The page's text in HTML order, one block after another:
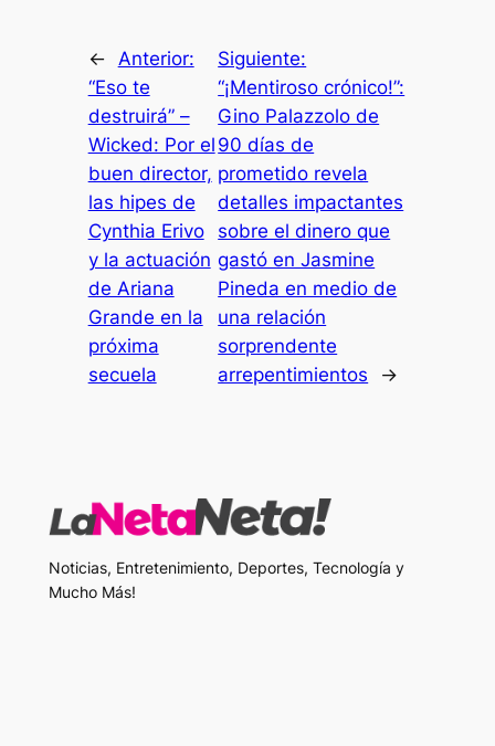
←
Anterior:
“Eso te
destruirá” –
Wicked: Por el
buen director,
las hipes de
Cynthia Erivo
y la actuación
de Ariana
Grande en la
próxima
secuela
Siguiente:
“¡Mentiroso crónico!”:
Gino Palazzolo de
90 días de
prometido revela
detalles impactantes
sobre el dinero que
gastó en Jasmine
Pineda en medio de
una relación
sorprendente
arrepentimientos
→
Noticias, Entretenimiento, Deportes, Tecnología y
Mucho Más!